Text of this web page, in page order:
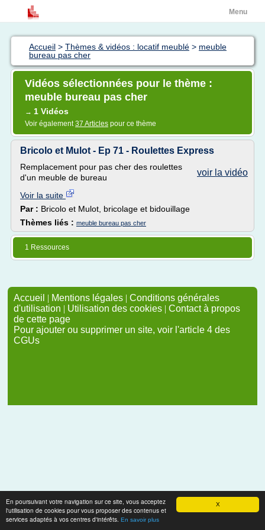
X
En poursuivant votre navigation sur ce site, vous acceptez
l'utilisation de cookies pour vous proposer des contenus et
services adaptés à vos centres d'intérêts. En savoir plus
Menu
Accueil > Thèmes & vidéos : locatif meublé > meuble
bureau pas cher
Vidéos sélectionnées pour le thème :
meuble bureau pas cher
→ 1 Vidéos
Voir également37 Articles pour ce thème
Bricolo et Mulot - Ep 71 - Roulettes Express
voir la vidéo
Remplacement pour pas cher des roulettes
d'un meuble de bureau
Voir la suite
Par : Bricolo et Mulot, bricolage et bidouillage
Thèmes liés : meuble bureau pas cher
1 Ressources
Accueil | Mentions légales | Conditions générales
d'utilisation | Utilisation des cookies | Contact à propos
de cette page
Pour ajouter ou supprimer un site, voir l'article 4 des
CGUs